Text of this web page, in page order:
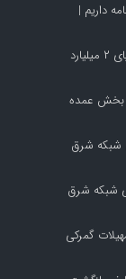
داریم |
شوک کارت‌های بازرگانی اجاره‌ای به بازار ارز / پای ۲ میلیارد
/ بخش عمده
شبکه شرق
شبکه شرق
گمرکی